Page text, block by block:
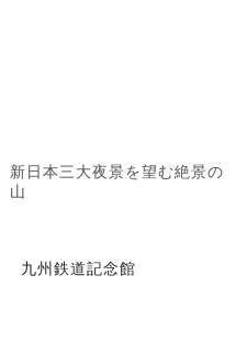
新日本三大夜景を望む絶景の
山
九州鉄道記念館